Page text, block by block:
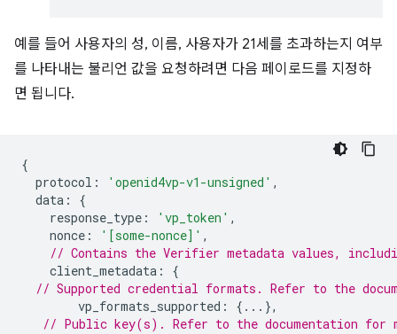
예를 들어 사용자의 성, 이름, 사용자가 21세를 초과하는지 여부
를 나타내는 불리언 값을 요청하려면 다음 페이로드를 지정하
면 됩니다.
{
protocol : 'openid4vp-v1-unsigned' ,
data :
{
response_type : 'vp_token' ,
nonce : '[some-nonce]' ,
// Contains the Verifier metadata values,
client_metadata :
{
// Supported credential formats. Refer to the
vp_formats_supported :
{...},
// Public key(s). Refer to the documentation for